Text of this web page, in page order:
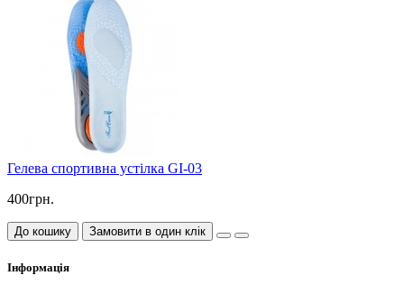
Гелева спортивна устілка GI-03
400грн.
До кошику Замовити в один клік
Інформація